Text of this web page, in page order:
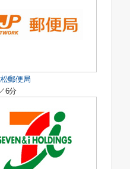
郵便局
6分